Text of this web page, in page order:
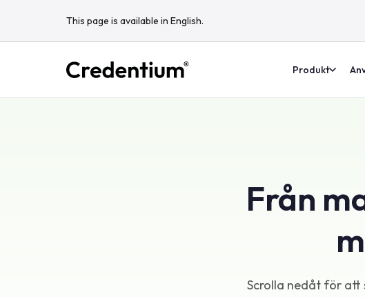
This page is available in English.
Produkt
Från
Scrolla nedåt för att